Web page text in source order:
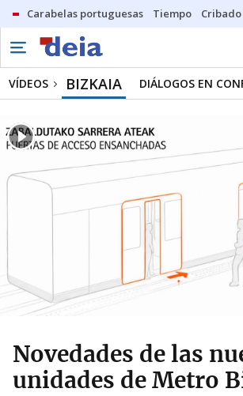
Carabelas portuguesas Tiempo
VÍDEOS BIZKAIA DIÁLOGOS EN
Novedades de las
unidades de Metro